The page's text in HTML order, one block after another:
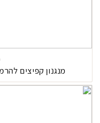
מנגנון קפיצים